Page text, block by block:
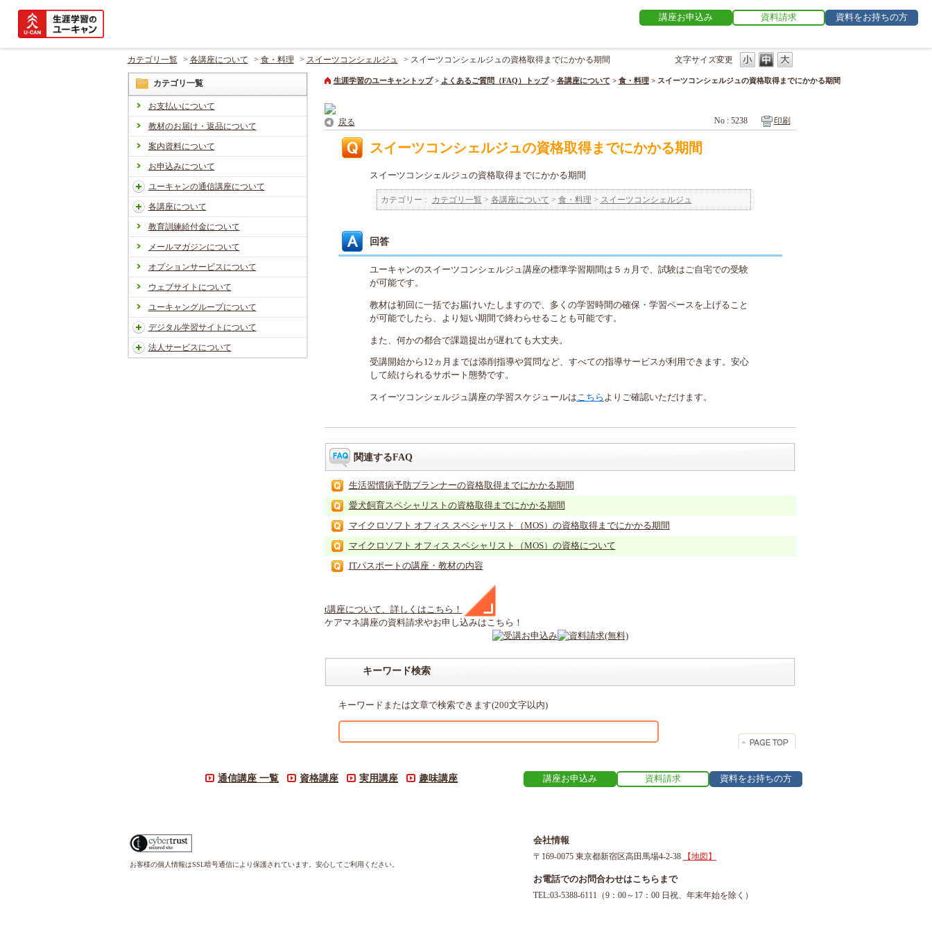
講座お申込み 資料請求 資料をお持ちの方
文字サイズ変更
カテゴリ一覧 > 各講座について > 食・料理 > スイーツコンシェルジュ > スイーツコンシェルジュの資格取得までにかかる期間
カテゴリ一覧
お支払いについて
教材のお届け・返品について
案内資料について
お申込みについて
ユーキャンの通信講座について
各講座について
教育訓練給付金について
メールマガジンについて
オプションサービスについて
ウェブサイトについて
ユーキャングループについて
デジタル学習サイトについて
法人サービスについて
生涯学習のユーキャントップ > よくあるご質問（FAQ）トップ > 各講座について > 食・料理 > スイーツコンシェルジュの資格取得までにかかる期間
戻る No : 5238 印刷
スイーツコンシェルジュの資格取得までにかかる期間
スイーツコンシェルジュの資格取得までにかかる期間
カテゴリー : カテゴリ一覧 > 各講座について > 食・料理 > スイーツコンシェルジュ
回答
ユーキャンのスイーツコンシェルジュ講座の標準学習期間は５ヵ月で、試験はご自宅での受験
が可能です。
教材は初回に一括でお届けいたしますので、多くの学習時間の確保・学習ペースを上げること
が可能でしたら、より短い期間で終わらせることも可能です。
また、何かの都合で課題提出が遅れても大丈夫。
受講開始から12ヵ月までは添削指導や質問など、すべての指導サービスが利用できます。安心
して続けられるサポート態勢です。
スイーツコンシェルジュ講座の学習スケジュールはこちら よりご確認いただけます。
関連するFAQ
生活習慣病予防プランナーの資格取得までにかかる期間
愛犬飼育スペシャリストの資格取得までにかかる期間
マイクロソフト オフィス スペシャリスト（MOS）の資格取得までにかかる期間
マイクロソフト オフィス スペシャリスト（MOS）の資格について
ITパスポートの講座・教材の内容
t講座について、詳しくはこちら！
ケアマネ講座の資料請求やお申し込みはこちら！
キーワード検索
キーワードまたは文章で検索できます(200文字以内)
通信講座 一覧 資格講座 実用講座 趣味講座 講座お申込み 資料請求 資料をお持ちの方
お客様の個人情報はSSL暗号通信により保護されています。安心してご利用ください。
会社情報
〒169-0075 東京都新宿区高田馬場4-2-38 【地図】
お電話でのお問合わせはこちらまで
TEL:03-5388-6111（9：00～17：00 日祝、年末年始を除く）